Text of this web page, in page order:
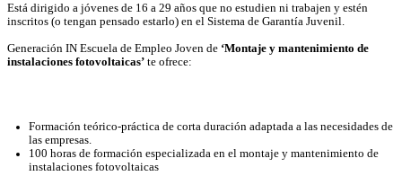
Está dirigido a jóvenes de 16 a 29 años que no estudien ni trabajen y estén
inscritos (o tengan pensado estarlo) en el Sistema de Garantía Juvenil.
Generación IN Escuela de Empleo Joven de ‘Montaje y mantenimiento de
instalaciones fotovoltaicas’ te ofrece:
Formación teórico-práctica de corta duración adaptada a las necesidades de
las empresas.
100 horas de formación especializada en el montaje y mantenimiento de
instalaciones fotovoltaicas